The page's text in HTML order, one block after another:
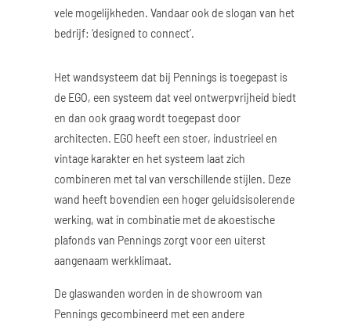
vele mogelijkheden. Vandaar ook de slogan van het
bedrijf: ‘designed to connect’.
Het wandsysteem dat bij Pennings is toegepast is
de EGO, een systeem dat veel ontwerpvrijheid biedt
en dan ook graag wordt toegepast door
architecten. EGO heeft een stoer, industrieel en
vintage karakter en het systeem laat zich
combineren met tal van verschillende stijlen. Deze
wand heeft bovendien een hoger geluidsisolerende
werking, wat in combinatie met de akoestische
plafonds van Pennings zorgt voor een uiterst
aangenaam werkklimaat.
De glaswanden worden in de showroom van
Pennings gecombineerd met een andere